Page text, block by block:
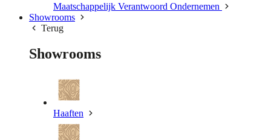
Maatschappelijk Verantwoord Ondernemen
Showrooms
Terug
Showrooms
Haaften